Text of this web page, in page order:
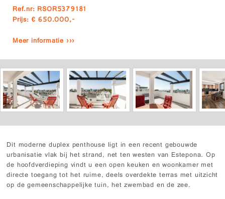
Ref.nr: RSOR5379181
Prijs: € 650.000,-
Meer informatie ›››
Dit moderne duplex penthouse ligt in een recent gebouwde
urbanisatie vlak bij het strand, net ten westen van Estepona. Op
de hoofdverdieping vindt u een open keuken en woonkamer met
directe toegang tot het ruime, deels overdekte terras met uitzicht
op de gemeenschappelijke tuin, het zwembad en de zee.